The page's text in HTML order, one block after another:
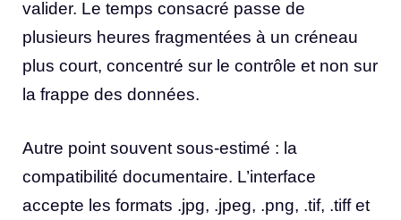
valider. Le temps consacré passe de
plusieurs heures fragmentées à un créneau
plus court, concentré sur le contrôle et non sur
la frappe des données.
Autre point souvent sous-estimé : la
compatibilité documentaire. L’interface
accepte les formats .jpg, .jpeg, .png, .tif, .tiff et